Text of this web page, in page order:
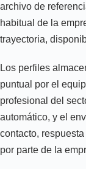
archivo de
habitual de la
trayectoria,
Los perfiles
puntual por el
profesional del
automático, y el
contacto,
por parte de la